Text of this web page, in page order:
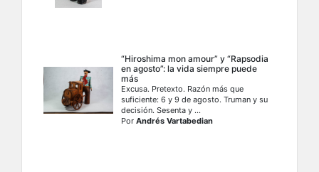
“Hiroshima mon amour” y “Rapsodia
en agosto”: la vida siempre puede
más
Excusa. Pretexto. Razón más que
suficiente: 6 y 9 de agosto. Truman y su
decisión. Sesenta y ...
PorAndrés Vartabedian